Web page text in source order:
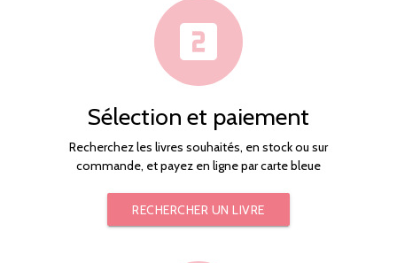
looks_two
Sélection et paiement
Recherchez les livres souhaités, en stock ou sur
commande, et payez en ligne par carte bleue
RECHERCHER UN LIVRE